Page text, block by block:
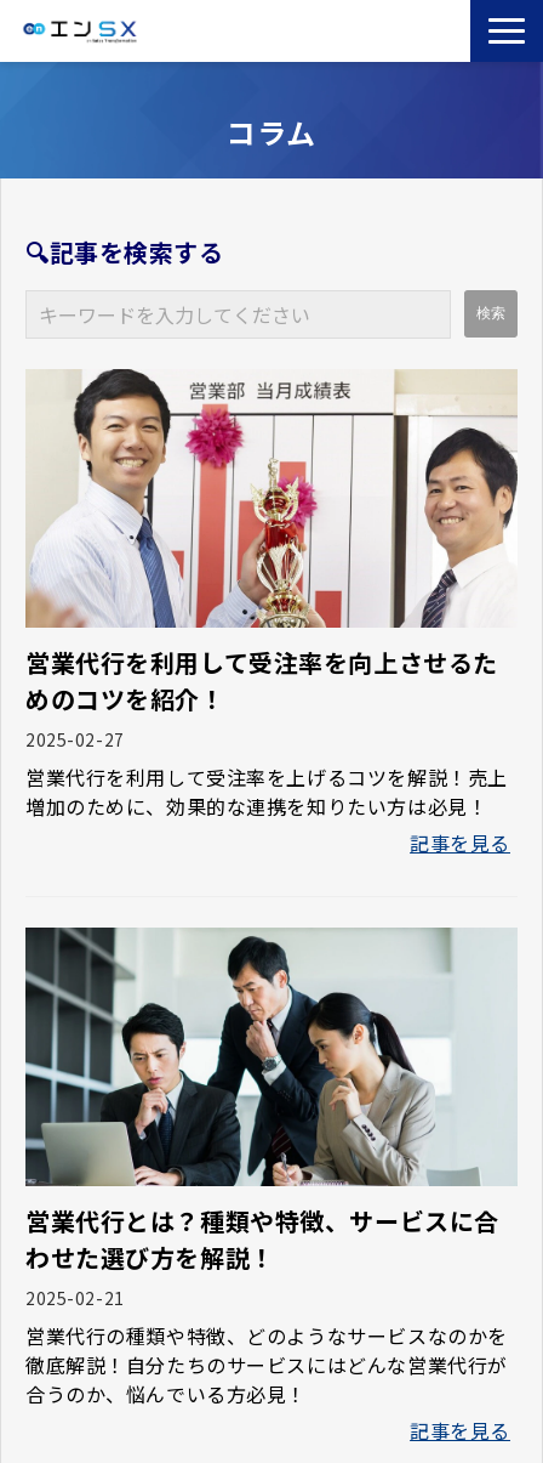
エンSXとは
お役立ちブログ
セミナー
コラム
コラム
🔍記事を検索する
営業代行を利用して受注率を向上させるた
めのコツを紹介！
2025-02-27
営業代行を利用して受注率を上げるコツを解説！売上
増加のために、効果的な連携を知りたい方は必見！
記事を見る
営業代行とは？種類や特徴、サービスに合
わせた選び方を解説！
2025-02-21
営業代行の種類や特徴、どのようなサービスなのかを
徹底解説！自分たちのサービスにはどんな営業代行が
合うのか、悩んでいる方必見！
記事を見る